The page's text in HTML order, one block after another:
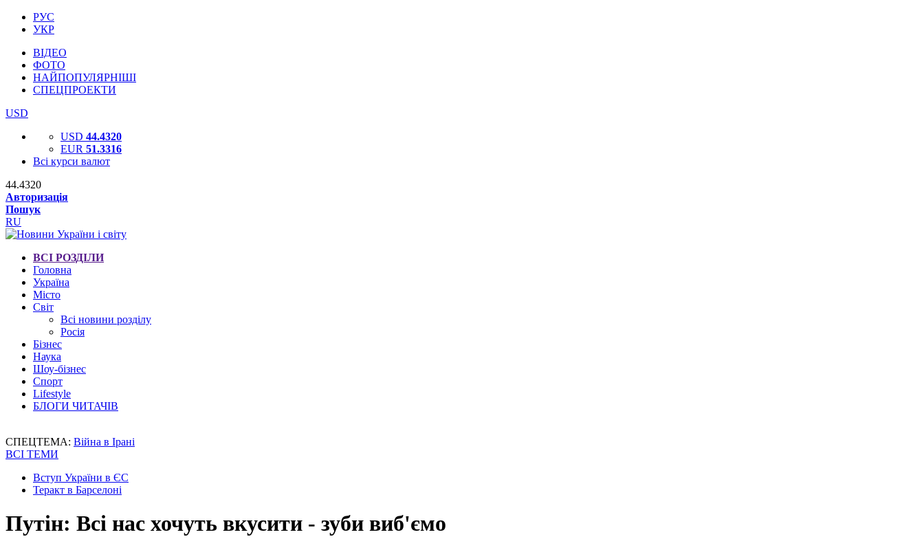
РУС
УКР
ВІДЕО
ФОТО
НАЙПОПУЛЯРНІШІ
СПЕЦПРОЕКТИ
USD
USD 44.4320
EUR 51.3316
Всі курси валют
44.4320
Авторизація
Пошук
RU
ВСІ РОЗДІЛИ
Головна
Україна
Місто
Світ
Всі новини розділу
Росія
Бізнес
Наука
Шоу-бізнес
Спорт
Lifestyle
БЛОГИ ЧИТАЧІВ
СПЕЦТЕМА: Війна в Ірані
ВСІ ТЕМИ
Вступ України в ЄС
Теракт в Барселоні
Путін: Всі нас хочуть вкусити - зуби виб'ємо